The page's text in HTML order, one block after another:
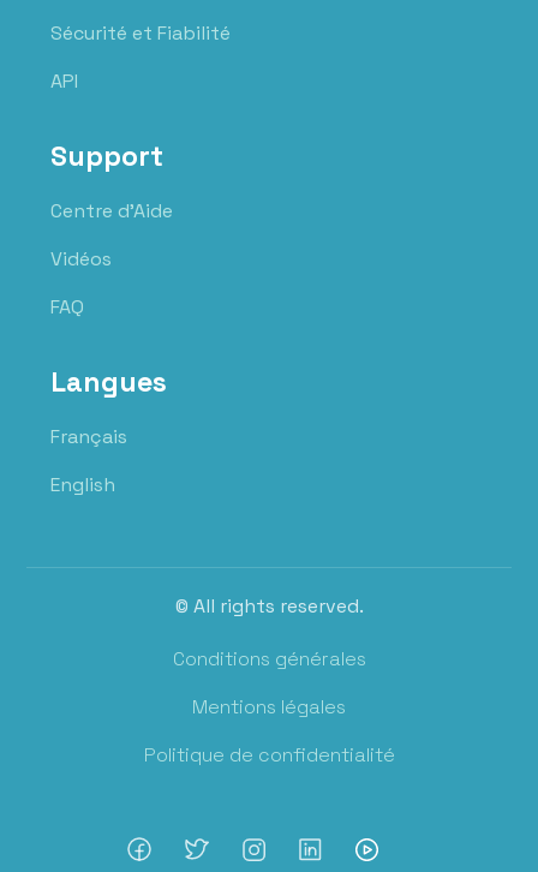
Sécurité et Fiabilité
API
Support
Centre d'Aide
Vidéos
FAQ
Langues
Français
English
© All rights reserved.
Conditions générales
Mentions légales
Politique de confidentialité